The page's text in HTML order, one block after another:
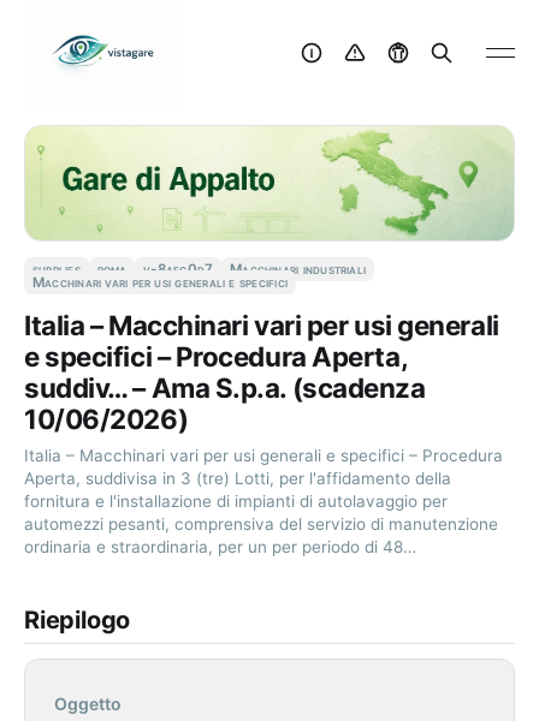
supplies roma v-8aec0d7 Macchinari industriali
Macchinari vari per usi generali e specifici
Italia – Macchinari vari per usi generali
e specifici – Procedura Aperta,
suddiv… – Ama S.p.a. (scadenza
10/06/2026)
Italia – Macchinari vari per usi generali e specifici – Procedura
Aperta, suddivisa in 3 (tre) Lotti, per l'affidamento della
fornitura e l'installazione di impianti di autolavaggio per
automezzi pesanti, comprensiva del servizio di manutenzione
ordinaria e straordinaria, per un per periodo di 48…
Riepilogo
Oggetto